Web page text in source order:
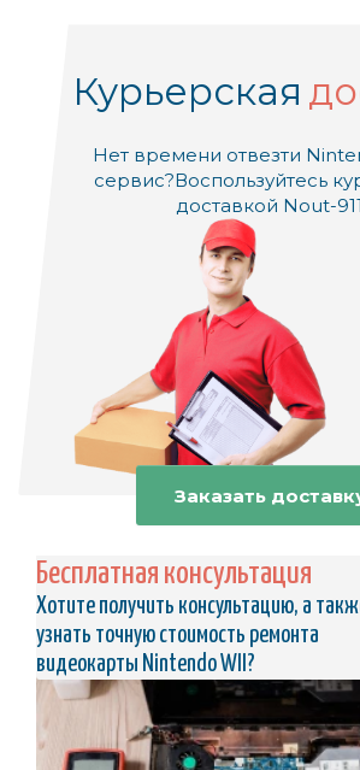
Курьерская
Нет времени отвезти
сервис?Воспользуйтесь
доставкой Nout-911
Заказать
Бесплатная консультация
Хотите получить консультацию, а
узнать точную стоимость ремонта
видеокарты Nintendo WII?